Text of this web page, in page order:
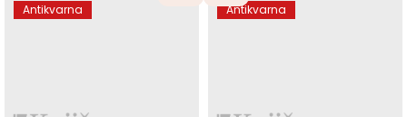
Antikvarna Antikvarna